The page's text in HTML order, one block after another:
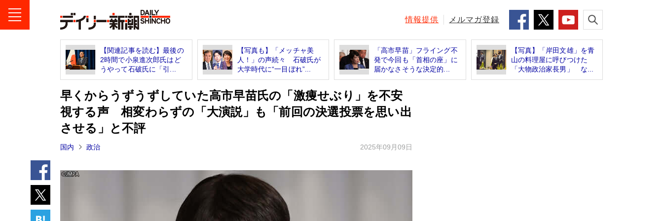
情報提供 メルマガ登録
【関連記事を読む】最後の
2時間で小泉進次郎氏はど
うやって石破氏に「引...
【写真も】「メッチャ美
人！」の声続々 石破氏が
大学時代に“一目ぼれ”...
「高市早苗」フライング不
発で今回も「首相の座」に
届かなさそうな決定的...
【写真】「岸田文雄」を青
山の料理屋に呼びつけた
「大物政治家長男」 な...
早くからうずうずしていた高市早苗氏の「激痩せぶり」を不安
視する声 相変わらずの「大演説」も「前回の決選投票を思い出
させる」と不評
国内 政治 2025年09月09日